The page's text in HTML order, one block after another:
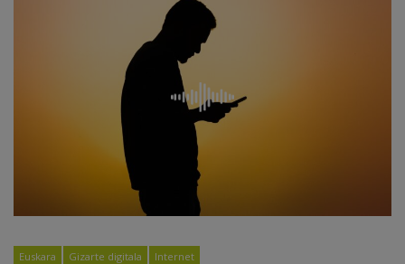
Euskara Gizarte digitala Internet